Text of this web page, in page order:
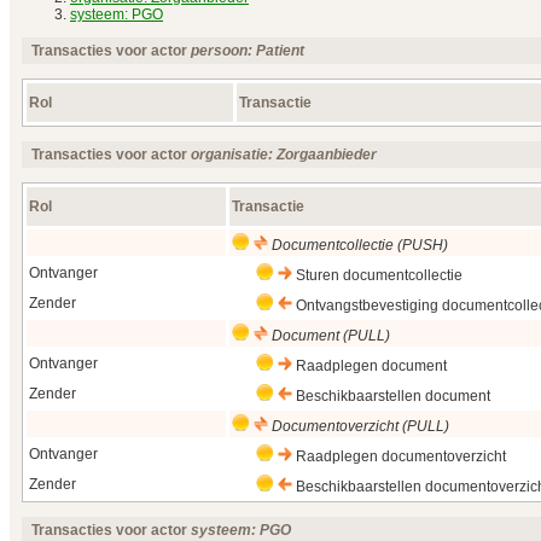
systeem: PGO
Transacties voor actor persoon: Patient
Rol Transactie
Transacties voor actor organisatie: Zorgaanbieder
Rol Transactie
Documentcollectie (PUSH)
Ontvanger
Sturen documentcollectie
Zender
Ontvangstbevestiging
Document (PULL)
Ontvanger
Raadplegen document
Zender
Beschikbaarstellen document
Documentoverzicht (PULL)
Ontvanger
Raadplegen documentoverzicht
Zender
Beschikbaarstellen
Transacties voor actor systeem: PGO